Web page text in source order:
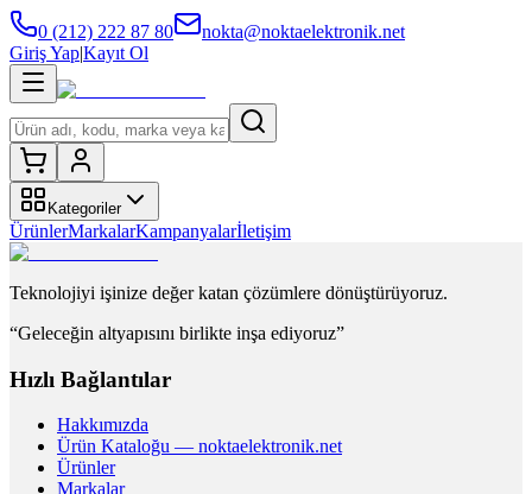
0 (212) 222 87 80
nokta@noktaelektronik.net
Giriş Yap|Kayıt Ol
Kategoriler
ÜrünlerMarkalarKampanyalarİletişim
Teknolojiyi işinize değer katan çözümlere dönüştürüyoruz.
“Geleceğin altyapısını birlikte inşa ediyoruz”
Hızlı Bağlantılar
Hakkımızda
Ürün Kataloğu — noktaelektronik.net
Ürünler
Markalar